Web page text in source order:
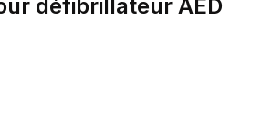
défibrillateur AED